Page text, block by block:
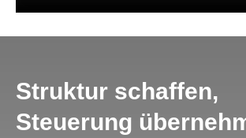
Struktur schaffen,
Steuerung